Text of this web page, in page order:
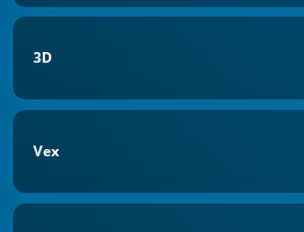
3D
Vex